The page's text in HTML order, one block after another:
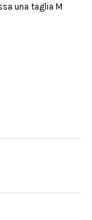
una taglia M